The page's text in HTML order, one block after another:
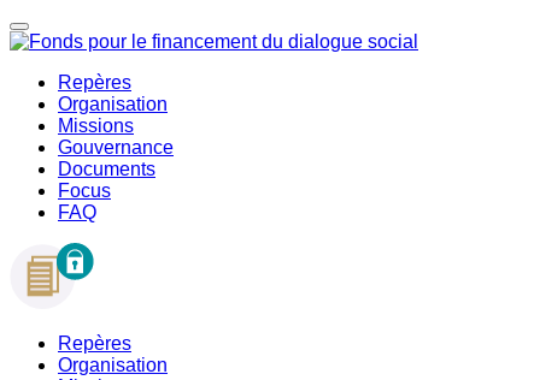
Repères
Organisation
Missions
Gouvernance
Documents
Focus
FAQ
Repères
Organisation